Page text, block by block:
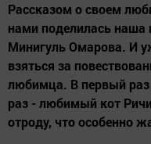
Рассказом о своем
нами поделилась наша
Минигуль Омарова. И
взяться за
любимца. В первый
раз - любимый кот
отроду, что особенно